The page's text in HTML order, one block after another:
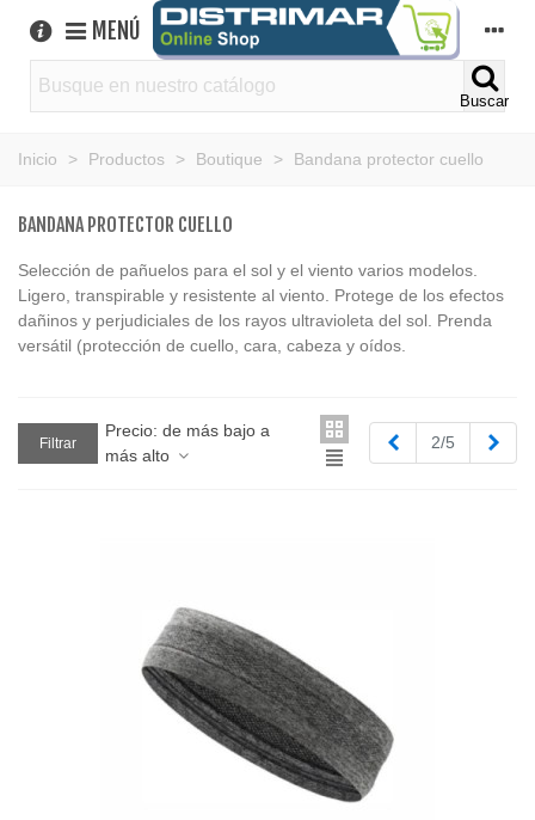
MENÚ
Buscar
Inicio > Productos > Boutique > Bandana protector cuello
BANDANA PROTECTOR CUELLO
Selección de pañuelos para el sol y el viento varios modelos.
Ligero, transpirable y resistente al viento. Protege de los efectos
dañinos y perjudiciales de los rayos ultravioleta del sol. Prenda
versátil (protección de cuello, cara, cabeza y oídos.
Filtrar
Precio: de más bajo a
más alto
Anterior
2/5